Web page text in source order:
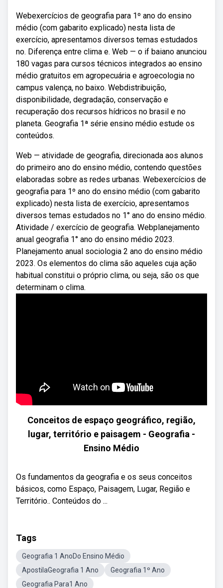
Webexercícios de geografia para 1º ano do ensino
médio (com gabarito explicado) nesta lista de
exercício, apresentamos diversos temas estudados
no. Diferença entre clima e. Web — o if baiano anunciou
180 vagas para cursos técnicos integrados ao ensino
médio gratuitos em agropecuária e agroecologia no
campus valença, no baixo. Webdistribuição,
disponibilidade, degradação, conservação e
recuperação dos recursos hídricos no brasil e no
planeta. Geografia 1ª série ensino médio estude os
conteúdos.
Web — atividade de geografia, direcionada aos alunos
do primeiro ano do ensino médio, contendo questões
elaboradas sobre as redes urbanas. Webexercícios de
geografia para 1º ano do ensino médio (com gabarito
explicado) nesta lista de exercício, apresentamos
diversos temas estudados no 1° ano do ensino médio.
Atividade / exercício de geografia. Webplanejamento
anual geografia 1° ano do ensino médio 2023.
Planejamento anual sociologia 2 ano do ensino médio
2023. Os elementos do clima são aqueles cuja ação
habitual constitui o próprio clima, ou seja, são os que
determinam o clima.
Conceitos de espaço geográfico, região,
lugar, território e paisagem​ - Geografia -
Ensino Médio
Os fundamentos da geografia e os seus conceitos
básicos, como Espaço, Paisagem, Lugar, Região e
Território.​. Conteúdos do ...
Tags
Geografia 1 AnoDo Ensino Médio
ApostilaGeografia 1 Ano
Geografia 1º Ano
Geografia Para1 Ano